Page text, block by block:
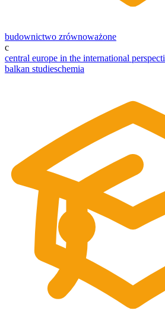
budownictwo zrównoważone
c
central europe in the international
balkan studieschemia